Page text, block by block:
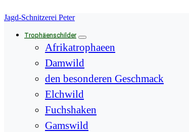
Springe
Inhalt
Jagd-Schnitzerei Peter
Trophäenschilder
Afrikatrophaeen
Damwild
den besonderen Geschmack
Elchwild
Fuchshaken
Gamswild